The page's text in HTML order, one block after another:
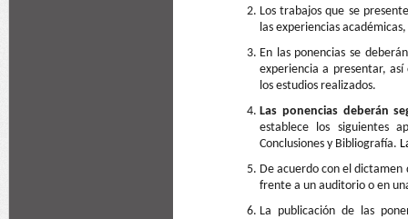
Los trabajos que se
las experiencias
En las ponencias se
experiencia a presentar,
los estudios realizados.
Las ponencias deberán
establece los siguientes
Conclusiones y Bibliografía.
De acuerdo con el
frente a un auditorio o en
La publicación de las